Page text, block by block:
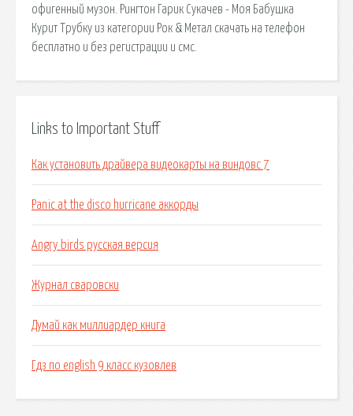
офигенный музон. Рингтон Гарик Сукачев - Моя Бабушка
Курит Трубку из категории Рок & Метал скачать на телефон
бесплатно и без регистрации и смс.
Links to Important Stuff
Как установить драйвера видеокарты на виндовс 7
Panic at the disco hurricane аккорды
Angry birds русская версия
Журнал сваровски
Думай как миллиардер книга
Гдз по english 9 класс кузовлев